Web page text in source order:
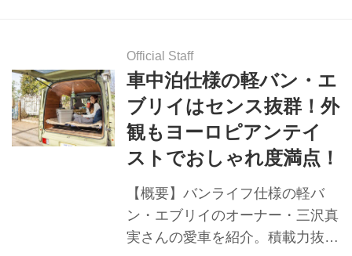
もチェック！▼ ・全米からヴィ
ンテージ・トレーラーが大集合す
る祭典！ カリフォルニアから現
地レポート！①、②、③ VWキャ
ンパーバンでアウトドアトリップ
へ！ 機能も装備も充実を続ける
ななか、20世紀中盤に登場した
タイプ２バスなど、VWキャンパ
ーバンの人気は衰えない。 今回
Official Staff
車中泊仕様の軽バン・エ
ブリイはセンス抜群！外
観もヨーロピアンテイ
ストでおしゃれ度満点！
【概要】バンライフ仕様の軽バ
ン・エブリイのオーナー・三沢真
実さんの愛車を紹介。積載力抜群